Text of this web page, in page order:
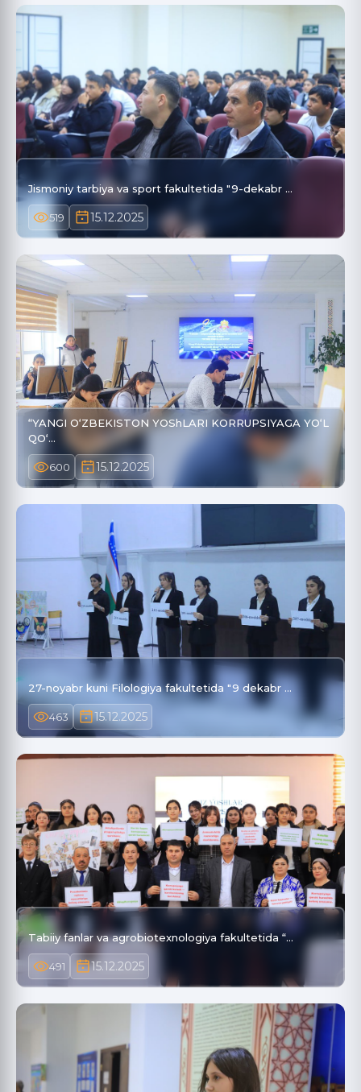
Jismoniy tarbiya va sport fakultetida "9-dekabr …
519 15.12.2025
“YANGI O‘ZBEKISTON YOShLARI KORRUPSIYAGA YO‘L
QO‘…
600 15.12.2025
27-noyabr kuni Filologiya fakultetida "9 dekabr …
463 15.12.2025
Tabiiy fanlar va agrobiotexnologiya fakultetida “…
491 15.12.2025